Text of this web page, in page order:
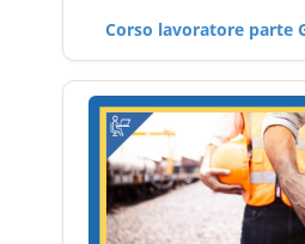
Corso lavoratore parte